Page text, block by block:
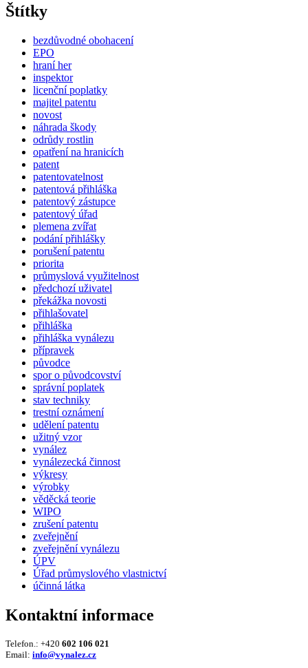
Štítky
bezdůvodné obohacení
EPO
hraní her
inspektor
licenční poplatky
majitel patentu
novost
náhrada škody
odrůdy rostlin
opatření na hranicích
patent
patentovatelnost
patentová přihláška
patentový zástupce
patentový úřad
plemena zvířat
podání přihlášky
porušení patentu
priorita
průmyslová využitelnost
předchozí uživatel
překážka novosti
přihlašovatel
přihláška
přihláška vynálezu
přípravek
původce
spor o původcovství
správní poplatek
stav techniky
trestní oznámení
udělení patentu
užitný vzor
vynález
vynálezecká činnost
výkresy
výrobky
věděcká teorie
WIPO
zrušení patentu
zveřejnění
zveřejnění vynálezu
ÚPV
Úřad průmyslového vlastnictví
účinná látka
Kontaktní informace
Telefon.: +420 602 106 021
Email: info@vynalez.cz